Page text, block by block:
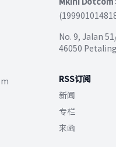
No. 9, Jalan
46050
RSS订阅
新闻
专栏
来函